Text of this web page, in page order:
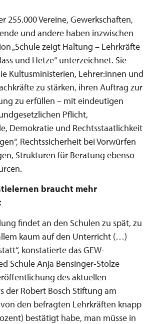
255.000 Vereine, Gewerkschaften,
und andere haben inzwischen
„Schule zeigt Haltung – Lehrkräfte
und Hetze“ unterzeichnet. Sie
Kultusministerien, Lehrer:innen und
zu stärken, ihren Auftrag zur
zu erfüllen – mit eindeutigen
Pflicht,
Demokratie und Rechtsstaatlichkeit
Rechtssicherheit bei Vorwürfen
Strukturen für Beratung ebenso
braucht mehr
findet an den Schulen zu spät, zu
kaum auf den Unterricht (…)
konstatierte das GEW-
Schule Anja Bensinger-Stolze
des aktuellen
der Robert Bosch Stiftung am
den befragten Lehrkräften knapp
bestätigt habe, man müsse in